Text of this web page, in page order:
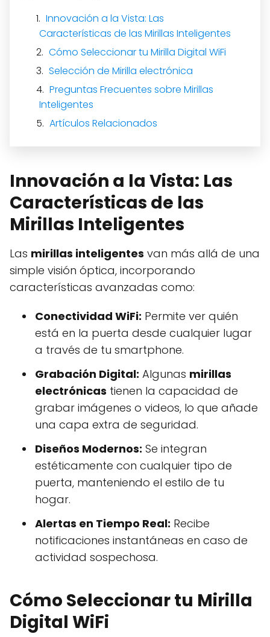
Innovación a la Vista: Las
Características de las Mirillas Inteligentes
Cómo Seleccionar tu Mirilla Digital WiFi
Selección de Mirilla electrónica
Preguntas Frecuentes sobre Mirillas
Inteligentes
Artículos Relacionados
Innovación a la Vista: Las
Características de las
Mirillas Inteligentes
Las mirillas inteligentes van más allá de una
simple visión óptica, incorporando
características avanzadas como:
Conectividad WiFi: Permite ver quién
está en la puerta desde cualquier lugar
a través de tu smartphone.
Grabación Digital: Algunas mirillas
electrónicas tienen la capacidad de
grabar imágenes o videos, lo que añade
una capa extra de seguridad.
Diseños Modernos: Se integran
estéticamente con cualquier tipo de
puerta, manteniendo el estilo de tu
hogar.
Alertas en Tiempo Real: Recibe
notificaciones instantáneas en caso de
actividad sospechosa.
Cómo Seleccionar tu Mirilla
Digital WiFi